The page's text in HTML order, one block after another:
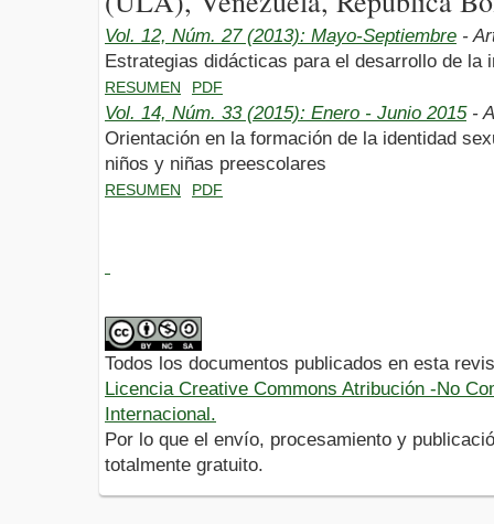
Vol. 12, Núm. 27 (2013): Mayo-Septiembre -
Estrategias didácticas para el desarrollo de la
RESUMEN PDF
Vol. 14, Núm. 33 (2015): Enero - Junio 2015-
Orientación en la formación de la identidad
niños y niñas preescolares
RESUMEN PDF
Todos los documentos publicados en esta
Licencia Creative Commons Atribución -No
Internacional.
Por lo que el envío, procesamiento y
totalmente gratuito.